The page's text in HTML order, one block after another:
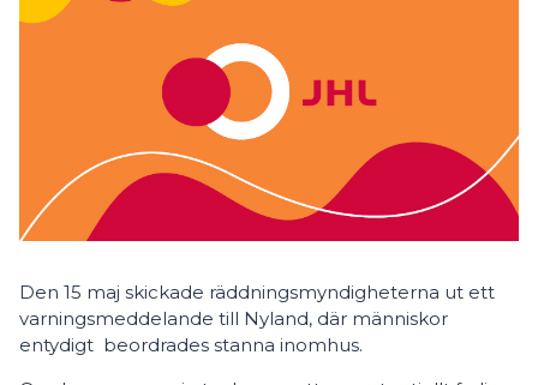
Den 15 maj skickade räddningsmyndigheterna ut ett
varningsmeddelande till Nyland, där människor
entydigt beordrades stanna inomhus.